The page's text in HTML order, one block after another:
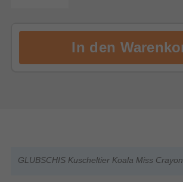
GLUBSCHIS Kuscheltier Koala Miss Crayon